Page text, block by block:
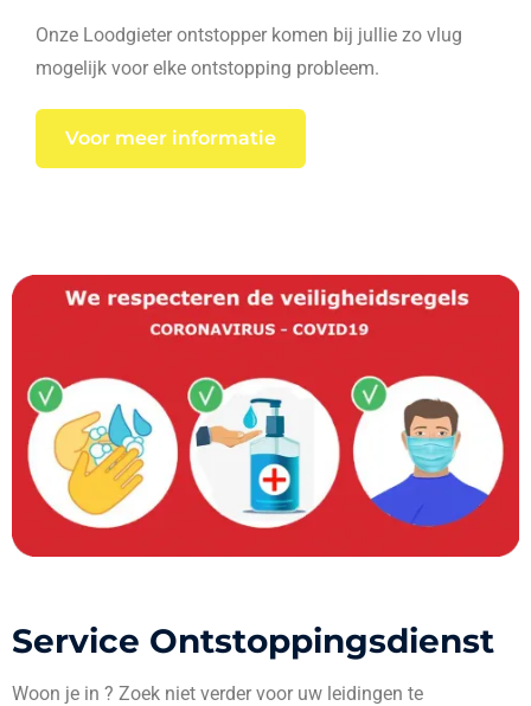
Onze Loodgieter ontstopper komen bij jullie zo vlug
mogelijk voor elke ontstopping probleem.
Voor meer informatie
Service Ontstoppingsdienst
Woon je in ? Zoek niet verder voor uw leidingen te